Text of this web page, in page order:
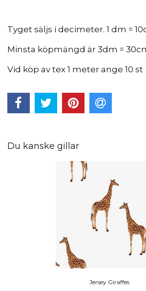
Tyget säljs i decimeter. 1 dm =
Minsta köpmängd är 3dm =
Vid köp av tex 1 meter ange 10 st
Du kanske gillar
Jersey Giraffes